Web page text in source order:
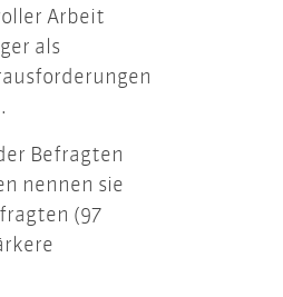
Arbeit
als
Befragten
nennen sie
(97